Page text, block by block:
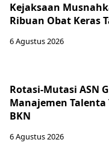
Kejaksaan
Ribuan Obat Keras
6 Agustus 2026
Rotasi-Mutasi ASN
Manajemen
BKN
6 Agustus 2026